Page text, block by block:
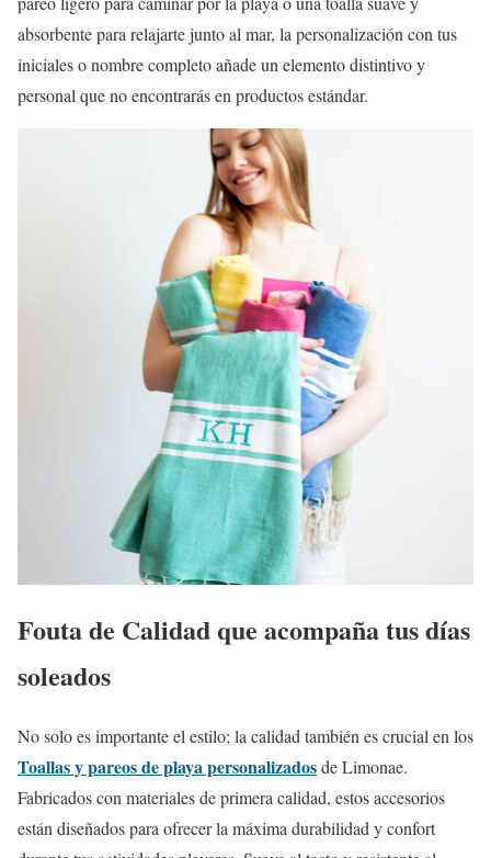
absorbente para relajarte junto al mar, la personalización con tus
iniciales o nombre completo añade un elemento distintivo y
personal que no encontrarás en productos estándar.
Fouta de Calidad que acompaña tus días
soleados
No solo es importante el estilo; la calidad también es crucial en los
Toallas y pareos de playa personalizadosde Limonae.
Fabricados con materiales de primera calidad, estos accesorios
están diseñados para ofrecer la máxima durabilidad y confort